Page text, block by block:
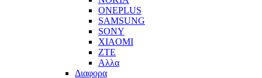
ONEPLUS
SAMSUNG
SONY
XIAOMI
ZTE
Αλλα
Διαφορα